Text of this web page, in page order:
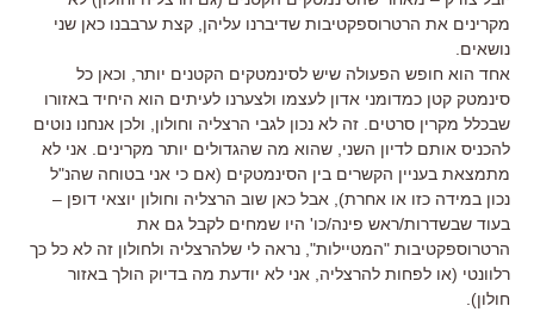
מקרינים את הרטרוספקטיבות שדיברנו עליהן, קצת ערבבנו כאן שני
נושאים.
אחד הוא חופש הפעולה שיש לסינמטקים הקטנים יותר, וכאן כל
סינמטק קטן כמדומני אדון לעצמו ולצערנו לעיתים הוא היחיד באזורו
שבכלל מקרין סרטים. זה לא נכון לגבי הרצליה וחולון, ולכן אנחנו נוטים
להכניס אותם לדיון השני, שהוא מה שהגדולים יותר מקרינים. אני לא
מתמצאת בעניין הקשרים בין הסינמטקים (אם כי אני בטוחה שהנ"ל
נכון במידה כזו או אחרת), אבל כאן שוב הרצליה וחולון יוצאי דופן –
בעוד שבשדרות/ראש פינה/כו' היו שמחים לקבל גם את
הרטרוספקטיבות "המטיילות", נראה לי שלהרצליה ולחולון זה לא כל כך
רלוונטי (או לפחות להרצליה, אני לא יודעת מה בדיוק הולך באזור
חולון).